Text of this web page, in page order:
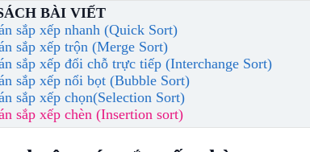
BÀI VIẾT
sắp xếp nhanh (Quick Sort)
sắp xếp trộn (Merge Sort)
sắp xếp đổi chỗ trực tiếp (Interchange Sort)
sắp xếp nổi bọt (Bubble Sort)
sắp xếp chọn(Selection Sort)
sắp xếp chèn (Insertion sort)